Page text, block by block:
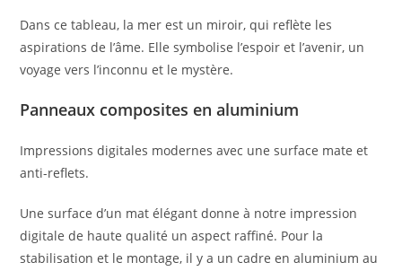
Dans ce tableau, la mer est un miroir, qui reflète les
aspirations de l’âme. Elle symbolise l’espoir et l’avenir, un
voyage vers l’inconnu et le mystère.
Panneaux composites en aluminium
Impressions digitales modernes avec une surface mate et
anti-reflets.
Une surface d’un mat élégant donne à notre impression
digitale de haute qualité un aspect raffiné. Pour la
stabilisation et le montage, il y a un cadre en aluminium au